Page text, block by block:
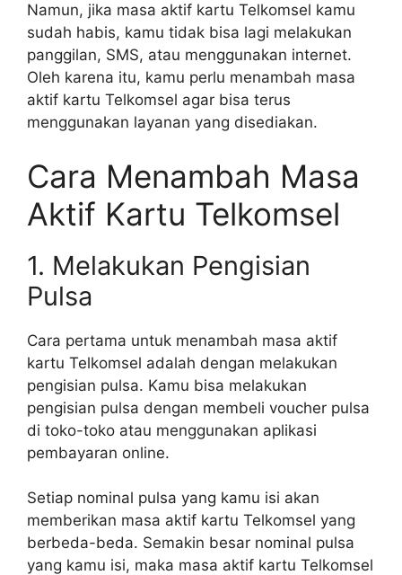
Namun, jika masa aktif kartu Telkomsel kamu
sudah habis, kamu tidak bisa lagi melakukan
panggilan, SMS, atau menggunakan internet.
Oleh karena itu, kamu perlu menambah masa
aktif kartu Telkomsel agar bisa terus
menggunakan layanan yang disediakan.
Cara Menambah Masa
Aktif Kartu Telkomsel
1. Melakukan Pengisian
Pulsa
Cara pertama untuk menambah masa aktif
kartu Telkomsel adalah dengan melakukan
pengisian pulsa. Kamu bisa melakukan
pengisian pulsa dengan membeli voucher pulsa
di toko-toko atau menggunakan aplikasi
pembayaran online.
Setiap nominal pulsa yang kamu isi akan
memberikan masa aktif kartu Telkomsel yang
berbeda-beda. Semakin besar nominal pulsa
yang kamu isi, maka masa aktif kartu Telkomsel